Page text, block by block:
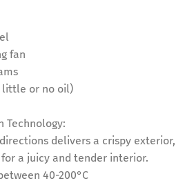
fan
little or no oil)
Technology:
delivers a crispy exterior,
a juicy and tender interior.
40-200°C